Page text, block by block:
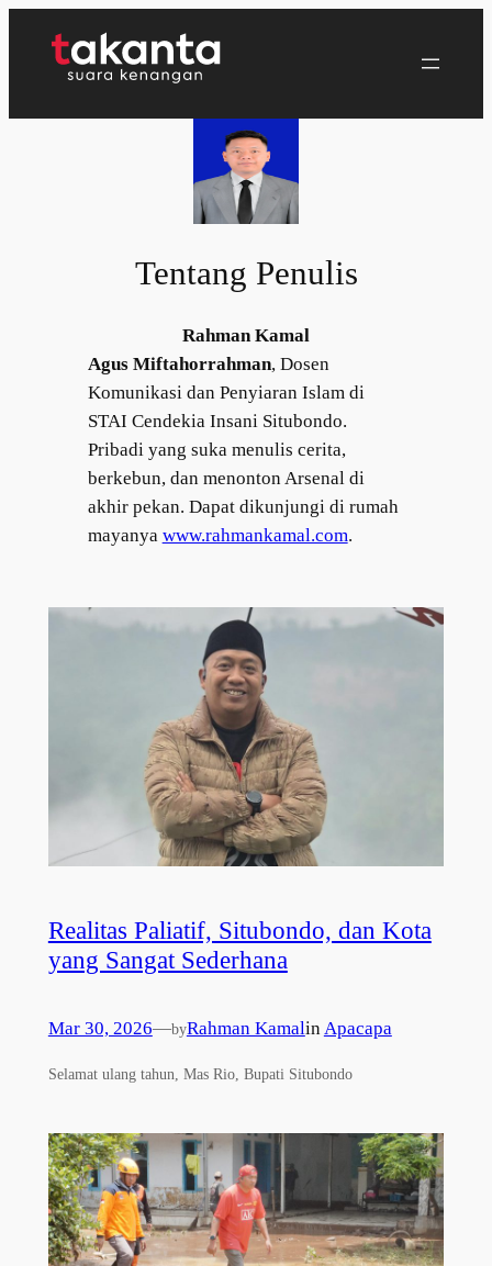
Tentang Penulis
Rahman Kamal
Agus Miftahorrahman, Dosen
Komunikasi dan Penyiaran Islam di
STAI Cendekia Insani Situbondo.
Pribadi yang suka menulis cerita,
berkebun, dan menonton Arsenal di
akhir pekan. Dapat dikunjungi di rumah
mayanya www.rahmankamal.com.
Realitas Paliatif, Situbondo, dan Kota
yang Sangat Sederhana
Mar 30, 2026—byRahman KamalinApacapa
Selamat ulang tahun, Mas Rio, Bupati Situbondo